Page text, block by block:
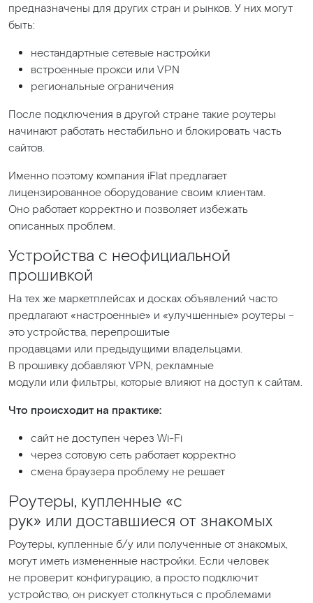
предназначены для других стран и рынков. У них могут
быть:
нестандартные сетевые настройки
встроенные прокси или VPN
региональные ограничения
После подключения в другой стране такие роутеры
начинают работать нестабильно и блокировать часть
сайтов.
Именно поэтому компания iFlat предлагает
лицензированное оборудование своим клиентам.
Оно работает корректно и позволяет избежать
описанных проблем.
Устройства с неофициальной
прошивкой
На тех же маркетплейсах и досках объявлений часто
предлагают «настроенные» и «улучшенные» роутеры –
это устройства, перепрошитые
продавцами или предыдущими владельцами.
В прошивку добавляют VPN, рекламные
модули или фильтры, которые влияют на доступ к сайтам.
Что происходит на практике:
сайт не доступен через Wi-Fi
через сотовую сеть работает корректно
смена браузера проблему не решает
Роутеры, купленные «с
рук» или доставшиеся от знакомых
Роутеры, купленные б/у или полученные от знакомых,
могут иметь измененные настройки. Если человек
не проверит конфигурацию, а просто подключит
устройство, он рискует столкнуться с проблемами